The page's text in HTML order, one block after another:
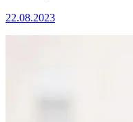
22.08.2023